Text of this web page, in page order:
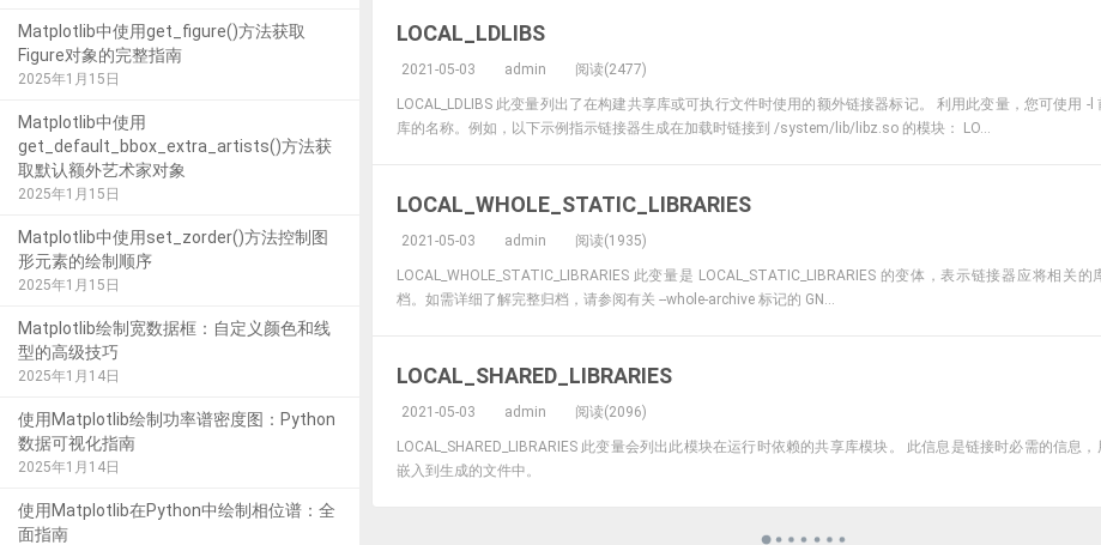
LOCAL_LDLIBS
2021-05-03 admin 阅读(2477)
LOCAL_LDLIBS 此变量列出了在构建共享库或可执行文件时使用的额外链接器标记。 利用此变量，您可使用 -l
库的名称。例如，以下示例指示链接器生成在加载时链接到 /system/lib/libz.so 的模块： LO...
LOCAL_WHOLE_STATIC_LIBRARIES
2021-05-03 admin 阅读(1935)
LOCAL_WHOLE_STATIC_LIBRARIES 此变量是 LOCAL_STATIC_LIBRARIES 的变体，表示链接器应将相关
档。如需详细了解完整归档，请参阅有关 --whole-archive 标记的 GN...
LOCAL_SHARED_LIBRARIES
2021-05-03 admin 阅读(2096)
LOCAL_SHARED_LIBRARIES 此变量会列出此模块在运行时依赖的共享库模块。 此信息是链接时必需的信息
嵌入到生成的文件中。
Matplotlib中使用get_figure()方法获取
Figure对象的完整指南
2025年1月15日
Matplotlib中使用
get_default_bbox_extra_artists()方法获
取默认额外艺术家对象
2025年1月15日
Matplotlib中使用set_zorder()方法控制图
形元素的绘制顺序
2025年1月15日
Matplotlib绘制宽数据框：自定义颜色和线
型的高级技巧
2025年1月14日
使用Matplotlib绘制功率谱密度图：Python
数据可视化指南
2025年1月14日
使用Matplotlib在Python中绘制相位谱：全
面指南